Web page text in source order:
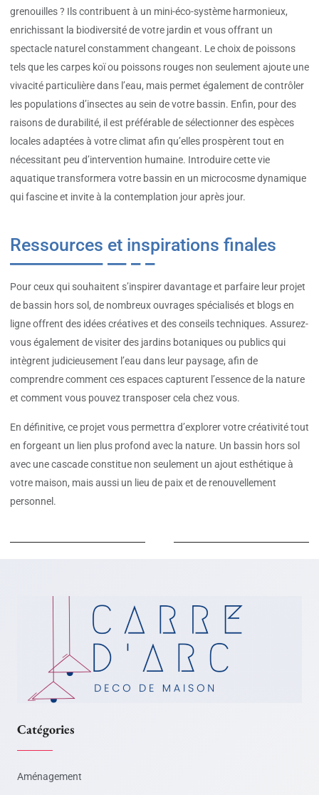
grenouilles ? Ils contribuent à un mini-éco-système harmonieux,
enrichissant la biodiversité de votre jardin et vous offrant un
spectacle naturel constamment changeant. Le choix de poissons
tels que les carpes koï ou poissons rouges non seulement ajoute une
vivacité particulière dans l’eau, mais permet également de contrôler
les populations d’insectes au sein de votre bassin. Enfin, pour des
raisons de durabilité, il est préférable de sélectionner des espèces
locales adaptées à votre climat afin qu’elles prospèrent tout en
nécessitant peu d’intervention humaine. Introduire cette vie
aquatique transformera votre bassin en un microcosme dynamique
qui fascine et invite à la contemplation jour après jour.
Ressources et inspirations finales
Pour ceux qui souhaitent s’inspirer davantage et parfaire leur projet
de bassin hors sol, de nombreux ouvrages spécialisés et blogs en
ligne offrent des idées créatives et des conseils techniques. Assurez-
vous également de visiter des jardins botaniques ou publics qui
intègrent judicieusement l’eau dans leur paysage, afin de
comprendre comment ces espaces capturent l’essence de la nature
et comment vous pouvez transposer cela chez vous.
En définitive, ce projet vous permettra d’explorer votre créativité tout
en forgeant un lien plus profond avec la nature. Un bassin hors sol
avec une cascade constitue non seulement un ajout esthétique à
votre maison, mais aussi un lieu de paix et de renouvellement
personnel.
Catégories
Aménagement